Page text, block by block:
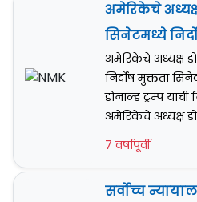
अमेरिकेचे अध्यक्ष
सिनेटमध्ये
अमेरिकेचे अध्यक्ष
निर्दोष मुक्तता
डोनाल्ड ट्रम्प यांची
अमेरिकेचे अध्यक्ष
7 वर्षापूर्वी
सर्वोच्च